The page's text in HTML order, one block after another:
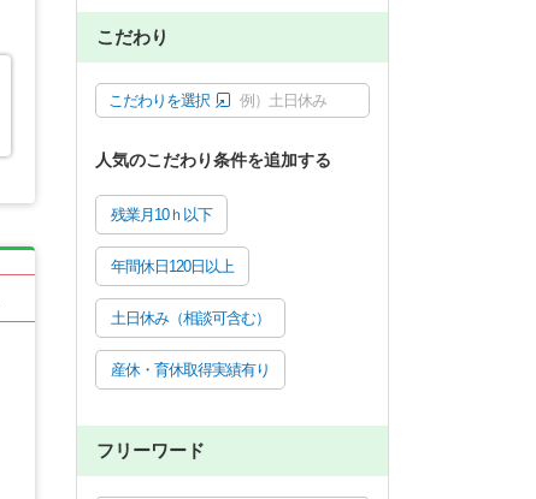
こだわり
こだわりを選択 例）土日休み
人気のこだわり条件を追加する
残業月10ｈ以下
年間休日120日以上
土日休み（相談可含む）
産休・育休取得実績有り
フリーワード